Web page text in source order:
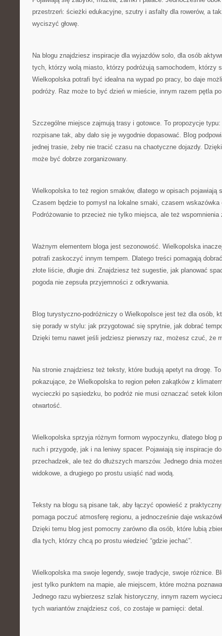
przestrzeń: ścieżki edukacyjne, szutry i asfalty dla rowerów, a
wyciszyć głowę.
Na blogu znajdziesz inspiracje dla wyjazdów solo, dla osób
tych, którzy wolą miasto, którzy podróżują samochodem, którzy
Wielkopolska potrafi być idealna na wypad po pracy, bo daje
podróży. Raz może to być dzień w mieście, innym razem pętla
Szczególne miejsce zajmują trasy i gotowce. To propozycje typu:
rozpisane tak, aby dało się je wygodnie dopasować. Blog
jednej trasie, żeby nie tracić czasu na chaotyczne dojazdy.
może być dobrze zorganizowany.
Wielkopolska to też region smaków, dlatego w opisach pojawiają
Czasem będzie to pomysł na lokalne smaki, czasem
Podróżowanie to przecież nie tylko miejsca, ale też wspomnienia
Ważnym elementem bloga jest sezonowość. Wielkopolska
potrafi zaskoczyć innym tempem. Dlatego treści pomagają
złote liście, długie dni. Znajdziesz też sugestie, jak planować
pogoda nie zepsuła przyjemności z odkrywania.
Blog turystyczno-podróżniczy o Wielkopolsce jest też dla osób,
się porady w stylu: jak przygotować się sprytnie, jak dobrać
Dzięki temu nawet jeśli jedziesz pierwszy raz, możesz czuć, że
Na stronie znajdziesz też teksty, które budują apetyt na drogę.
pokazujące, że Wielkopolska to region pełen zakątków z
wycieczki po sąsiedzku, bo podróż nie musi oznaczać setek
otwartość.
Wielkopolska sprzyja różnym formom wypoczynku, dlatego blog
ruch i przygodę, jak i na leniwy spacer. Pojawiają się inspiracje
przechadzek, ale też do dłuższych marszów. Jednego dnia
widokowe, a drugiego po prostu usiąść nad wodą.
Teksty na blogu są pisane tak, aby łączyć opowieść z
pomaga poczuć atmosferę regionu, a jednocześnie daje
Dzięki temu blog jest pomocny zarówno dla osób, które lubią
dla tych, którzy chcą po prostu wiedzieć “gdzie jechać”.
Wielkopolska ma swoje legendy, swoje tradycje, swoje różnice.
jest tylko punktem na mapie, ale miejscem, które można
Jednego razu wybierzesz szlak historyczny, innym razem
tych wariantów znajdziesz coś, co zostaje w pamięci: detal.